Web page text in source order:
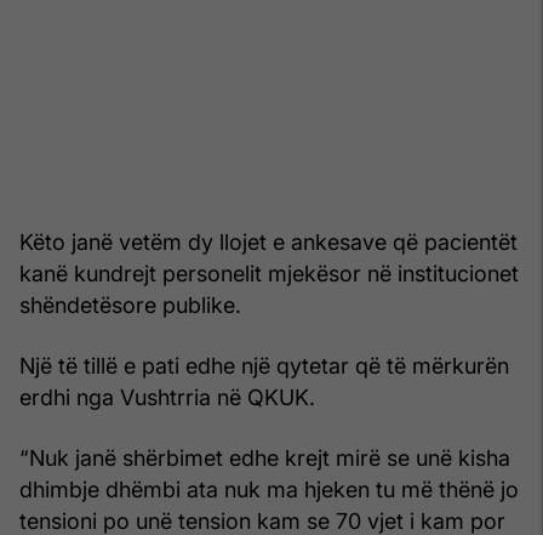
Këto janë vetëm dy llojet e ankesave që pacientët
kanë kundrejt personelit mjekësor në institucionet
shëndetësore publike.
Një të tillë e pati edhe një qytetar që të mërkurën
erdhi nga Vushtrria në QKUK.
“Nuk janë shërbimet edhe krejt mirë se unë kisha
dhimbje dhëmbi ata nuk ma hjeken tu më thënë jo
tensioni po unë tension kam se 70 vjet i kam por